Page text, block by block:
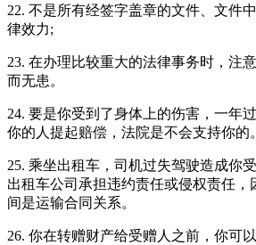
22. 不是所有经签字盖章的文件、文件
律效力;
23. 在办理比较重大的法律事务时，注
而无患。
24. 要是你受到了身体上的伤害，一年
你的人提起赔偿，法院是不会支持你的。
25. 乘坐出租车，司机过失驾驶造成你
出租车公司承担违约责任或侵权责任，
间是运输合同关系。
26. 你在转赠财产给受赠人之前，你可